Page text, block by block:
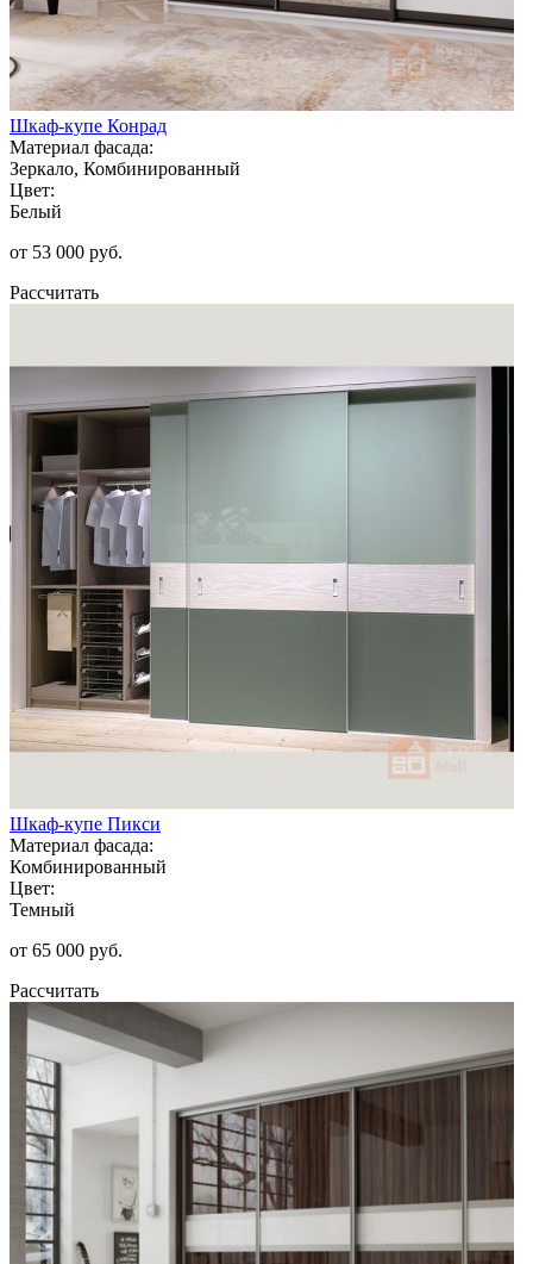
Шкаф-купе Конрад
Материал фасада:
Зеркало, Комбинированный
Цвет:
Белый
от 53 000 руб.
Рассчитать
Шкаф-купе Пикси
Материал фасада:
Комбинированный
Цвет:
Темный
от 65 000 руб.
Рассчитать